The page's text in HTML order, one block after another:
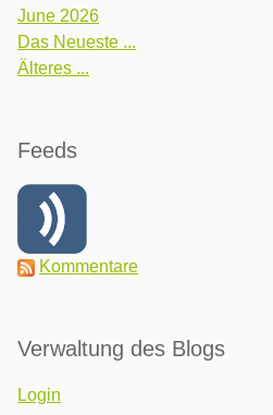
June 2026
Das Neueste ...
Älteres ...
Feeds
Kommentare
Verwaltung des Blogs
Login